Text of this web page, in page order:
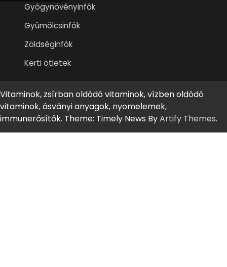
Gyógynövényinfók
Gyümölcsinfók
Zöldséginfók
Kerti ötletek
Vitaminok, zsírban oldódó vitaminok, vízben oldódó
vitaminok, ásványi anyagok, nyomelemek,
immunerősítők. Theme: Timely News ByArtify Themes.